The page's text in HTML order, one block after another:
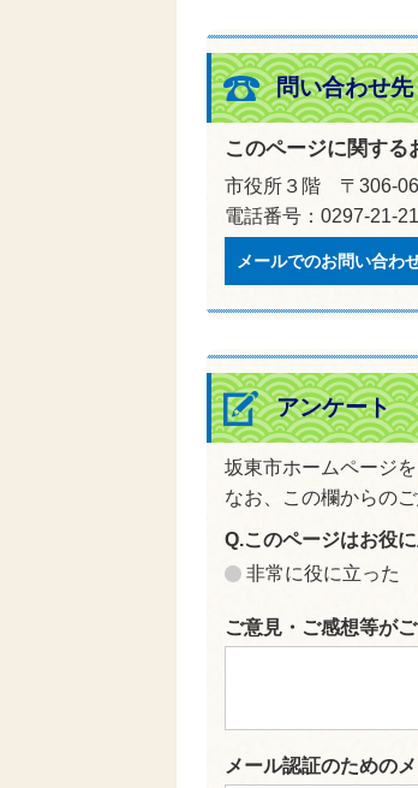
問い合わせ先
このページに関する
市役所３階 〒306-
電話番号：0297-21-
メールでのお問い合わ
アンケート
坂東市ホームページ
なお、この欄からの
Q.このページはお役
非常に役に立った
ご意見・ご感想等が
メール認証のための